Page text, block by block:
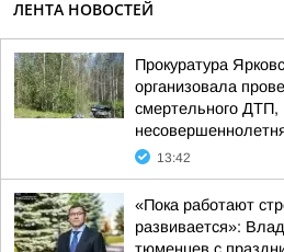
ЛЕНТА НОВОСТЕЙ
Прокуратура
организовала
смертельного ДТП,
13:42
«Пока работают
развивается»: